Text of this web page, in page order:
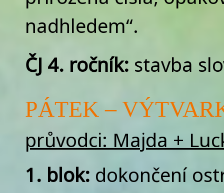
nadhledem“.
ČJ 4. ročník: stavba
PÁTEK –
průvodci: Majda +
1. blok: dokončení